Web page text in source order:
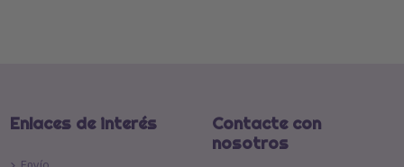
Enlaces de interés
Contacte con
nosotros